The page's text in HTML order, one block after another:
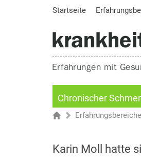
Startseite
Chronischer
Sie sind hier
StartseiteErfahrungsbereiche
Karin Moll hatte